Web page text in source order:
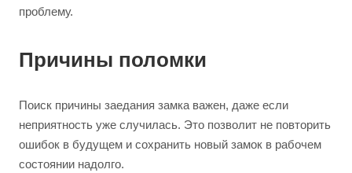
проблему.
Причины поломки
Поиск причины заедания замка важен, даже если
неприятность уже случилась. Это позволит не повторить
ошибок в будущем и сохранить новый замок в рабочем
состоянии надолго.